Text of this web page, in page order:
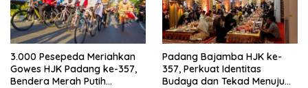
3.000 Pesepeda Meriahkan
Gowes HJK Padang ke-357,
Bendera Merah Putih
Padang Bajamba HJK ke-
357, Perkuat Identitas
Budaya dan Tekad Menuju